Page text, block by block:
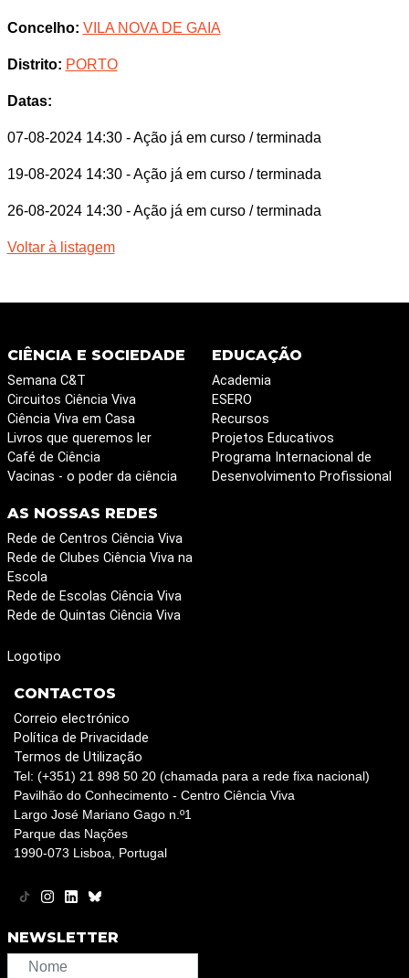
Concelho: VILA NOVA DE GAIA
Distrito: PORTO
Datas:
07-08-2024 14:30 - Ação já em curso / terminada
19-08-2024 14:30 - Ação já em curso / terminada
26-08-2024 14:30 - Ação já em curso / terminada
Voltar à listagem
CIÊNCIA E SOCIEDADE
Semana C&T
Circuitos Ciência Viva
Ciência Viva em Casa
Livros que queremos ler
Café de Ciência
Vacinas - o poder da ciência
EDUCAÇÃO
Academia
ESERO
Recursos
Projetos Educativos
Programa Internacional de
Desenvolvimento Profissional
AS NOSSAS REDES
Rede de Centros Ciência Viva
Rede de Clubes Ciência Viva na
Escola
Rede de Escolas Ciência Viva
Rede de Quintas Ciência Viva
Logotipo
CONTACTOS
Correio electrónico
Política de Privacidade
Termos de Utilização
Tel: (+351) 21 898 50 20 (chamada para a rede fixa nacional)
Pavilhão do Conhecimento - Centro Ciência Viva
Largo José Mariano Gago n.º1
Parque das Nações
1990-073 Lisboa, Portugal
NEWSLETTER